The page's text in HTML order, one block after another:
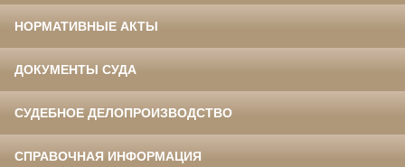
НОРМАТИВНЫЕ АКТЫ
ДОКУМЕНТЫ СУДА
СУДЕБНОЕ ДЕЛОПРОИЗВОДСТВО
СПРАВОЧНАЯ ИНФОРМАЦИЯ